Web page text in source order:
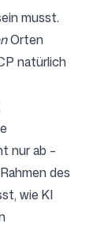
musst.
Orten
natürlich
nur ab –
des
wie KI